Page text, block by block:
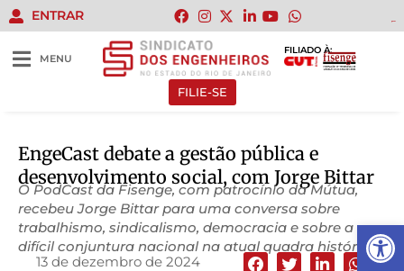
Abrir
ENTRAR
MENU
FILIADO À:
FILIE-SE
EngeCast debate a gestão pública e
desenvolvimento social, com Jorge Bittar
O PodCast da Fisenge, com patrocínio da Mútua,
recebeu Jorge Bittar para uma conversa sobre
trabalhismo, sindicalismo, democracia e sobre a
difícil conjuntura nacional na atual quadra histórica
13 de dezembro de 2024